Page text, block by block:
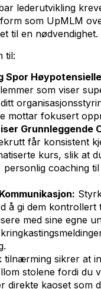
lederutvikling
som UpMLM
til en nødvendighet.
til:
Spor
som viser
mottar fokusert
Grunnleggende
får konsistent
kurs, slik at
personlig coaching
å gi dem kontrollert
med sine egne
tilnærming sikrer at
stolene fordi du
direkte kaoset som